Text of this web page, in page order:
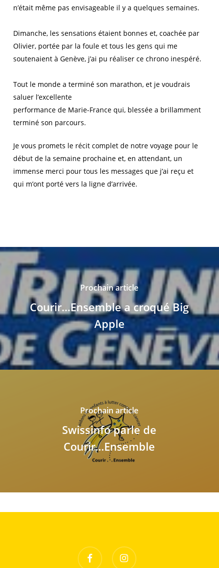
n’était même pas envisageable il y a quelques semaines.
Dimanche, les sensations étaient bonnes et, coachée par
Olivier, portée par la foule et tous les gens qui me
soutenaient à Genève, j’ai pu réaliser ce chrono inespéré.
Tout le monde a terminé son marathon, et je voudrais
saluer l’excellente
performance de Marie-France qui, blessée a brillamment
terminé son parcours.
Je vous promets le récit complet de notre voyage pour le
début de la semaine prochaine et, en attendant, un
immense merci pour tous les messages que j’ai reçu et
qui m’ont porté vers la ligne d’arrivée.
Prochain article
Courir...Ensemble a croqué Big
Apple
Prochain article
Swissinfo parle de
Courir...Ensemble
facebook instagram